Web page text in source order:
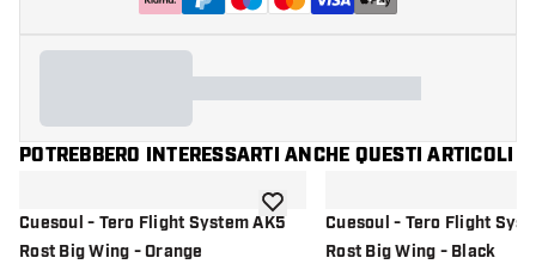
POTREBBERO INTERESSARTI ANCHE QUESTI ARTICOLI
Cuesoul - Tero Flight System AK5
Rost Big Wing - Orange
aggiungi alla lista dei desideri
Cuesoul - Tero Flight
Rost Big Wing - Black